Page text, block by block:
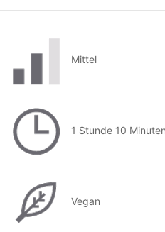
Mittel
1 Stunde 10 Minuten
Vegan